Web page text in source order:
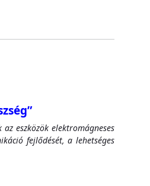
eszközök elektromágneses
fejlődését, a lehetséges